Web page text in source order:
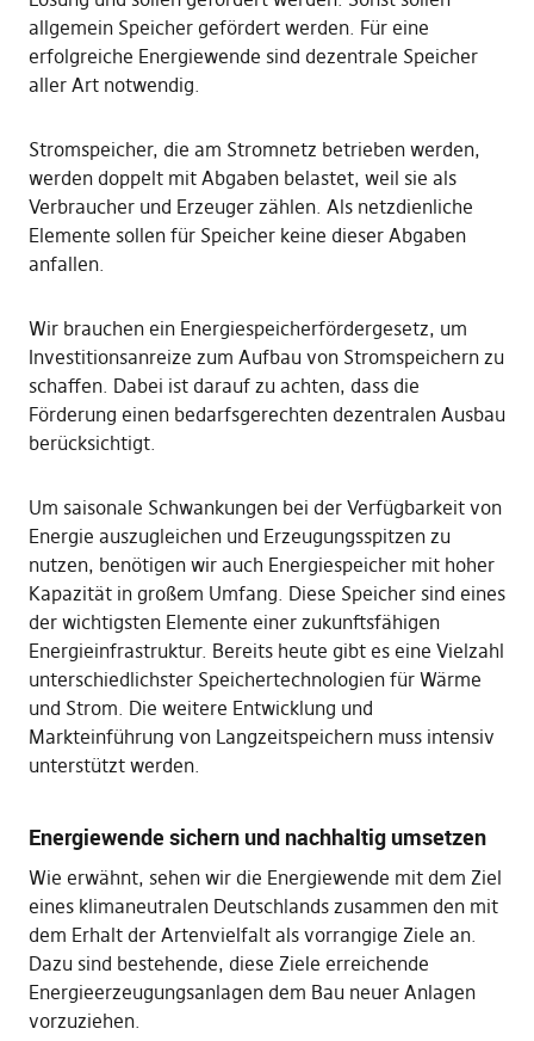
allgemein Speicher gefördert werden. Für eine
erfolgreiche Energiewende sind dezentrale Speicher
aller Art notwendig.
Stromspeicher, die am Stromnetz betrieben werden,
werden doppelt mit Abgaben belastet, weil sie als
Verbraucher und Erzeuger zählen. Als netzdienliche
Elemente sollen für Speicher keine dieser Abgaben
anfallen.
Wir brauchen ein Energiespeicherfördergesetz, um
Investitionsanreize zum Aufbau von Stromspeichern zu
schaffen. Dabei ist darauf zu achten, dass die
Förderung einen bedarfsgerechten dezentralen Ausbau
berücksichtigt.
Um saisonale Schwankungen bei der Verfügbarkeit von
Energie auszugleichen und Erzeugungsspitzen zu
nutzen, benötigen wir auch Energiespeicher mit hoher
Kapazität in großem Umfang. Diese Speicher sind eines
der wichtigsten Elemente einer zukunftsfähigen
Energieinfrastruktur. Bereits heute gibt es eine Vielzahl
unterschiedlichster Speichertechnologien für Wärme
und Strom. Die weitere Entwicklung und
Markteinführung von Langzeitspeichern muss intensiv
unterstützt werden.
Energiewende sichern und nachhaltig umsetzen
Wie erwähnt, sehen wir die Energiewende mit dem Ziel
eines klimaneutralen Deutschlands zusammen den mit
dem Erhalt der Artenvielfalt als vorrangige Ziele an.
Dazu sind bestehende, diese Ziele erreichende
Energieerzeugungsanlagen dem Bau neuer Anlagen
vorzuziehen.